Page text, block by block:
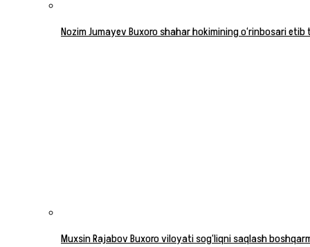
Nozim Jumayev Buxoro shahar hokimining o‘rinbosari
Muxsin Rajabov Buxoro viloyati sog‘liqni saqlash